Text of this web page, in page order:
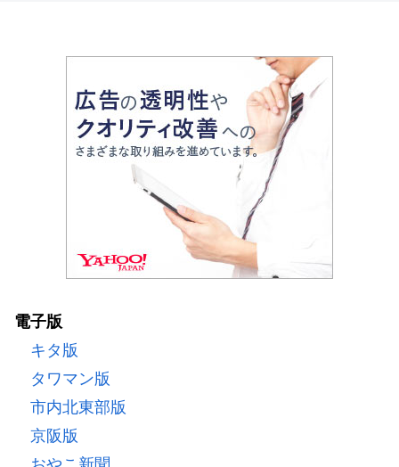
電子版
キタ版
タワマン版
市内北東部版
京阪版